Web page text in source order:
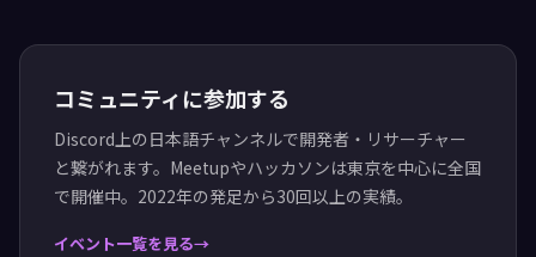
コミュニティに参加する
Discord上の日本語チャンネルで開発者・リサーチャー
と繋がれます。Meetupやハッカソンは東京を中心に全国
で開催中。2022年の発足から30回以上の実績。
イベント一覧を見る